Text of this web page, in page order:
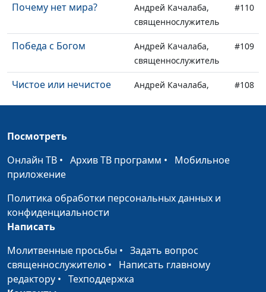
Почему нет мира?
Андрей Качалаба,
священнослужитель
#110
Победа с Богом
Андрей Качалаба,
священнослужитель
#109
Чистое или нечистое
Андрей Качалаба,
#108
христианина
Женщина создана
Богом
Андрей Качалаба,
Божья воля в моей
жизни
Андрей Качалаба,
сегодня
священнослужитель
Для Бога нет ничего
Посмотреть
Онлайн ТВ • Архив ТВ программ • Мобильное
приложение
Политика обработки персональных данных и
конфиденциальности
Написать
Молитвенные просьбы • Задать вопрос
священнослужителю • Написать главному
редактору • Техподдержка